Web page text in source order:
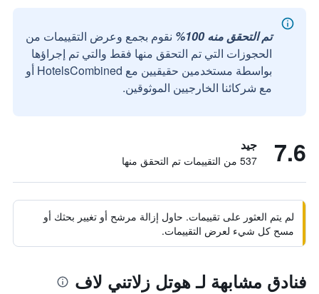
تم التحقق منه 100%
نقوم بجمع وعرض التقييمات من
الحجوزات التي تم التحقق منها فقط والتي تم إجراؤها
بواسطة مستخدمين حقيقيين مع HotelsCombined أو
مع شركائنا الخارجيين الموثوقين.
7.6 جيد
537 من التقييمات تم التحقق منها
لم يتم العثور على تقييمات. حاول إزالة مرشح أو تغيير بحثك أو
مسح كل شيء لعرض التقييمات.
فنادق مشابهة لـ هوتل زلاتني لاف